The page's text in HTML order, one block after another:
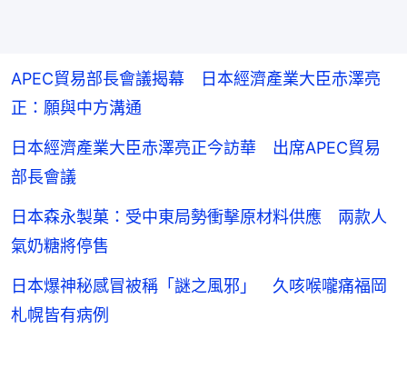
APEC貿易部長會議揭幕 日本經濟產業大臣赤澤亮
正：願與中方溝通
日本經濟產業大臣赤澤亮正今訪華 出席APEC貿易
部長會議
日本森永製菓：受中東局勢衝擊原材料供應 兩款人
氣奶糖將停售
日本爆神秘感冒被稱「謎之風邪」 久咳喉嚨痛福岡
札幌皆有病例